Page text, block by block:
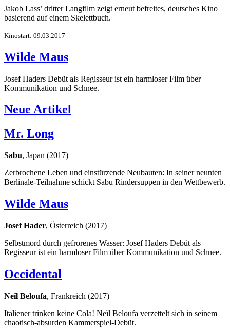
Jakob Lass’ dritter Langfilm zeigt erneut befreites, deutsches Kino
basierend auf einem Skelettbuch.
Kinostart: 09.03.2017
Wilde Maus
Josef Haders Debüt als Regisseur ist ein harmloser Film über
Kommunikation und Schnee.
Neue Artikel
Mr. Long
Sabu, Japan (2017)
Zerbrochene Leben und einstürzende Neubauten: In seiner neunten
Berlinale-Teilnahme schickt Sabu Rindersuppen in den Wettbewerb.
Wilde Maus
Josef Hader, Österreich (2017)
Selbstmord durch gefrorenes Wasser: Josef Haders Debüt als
Regisseur ist ein harmloser Film über Kommunikation und Schnee.
Occidental
Neïl Beloufa, Frankreich (2017)
Italiener trinken keine Cola! Neïl Beloufa verzettelt sich in seinem
chaotisch-absurden Kammerspiel-Debüt.